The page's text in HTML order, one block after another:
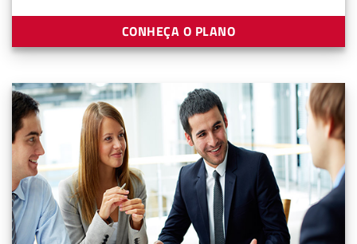
CONHEÇA O PLANO